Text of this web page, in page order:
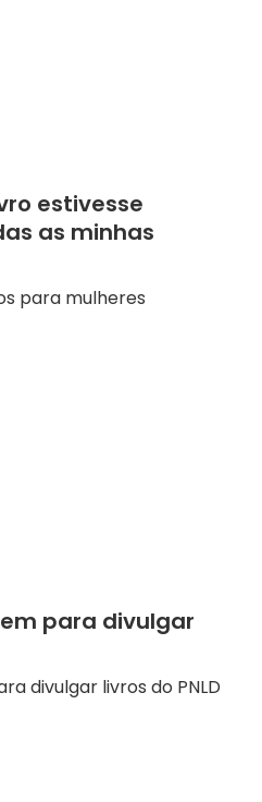
estivesse
as minhas
para mulheres
para divulgar
divulgar livros do PNLD